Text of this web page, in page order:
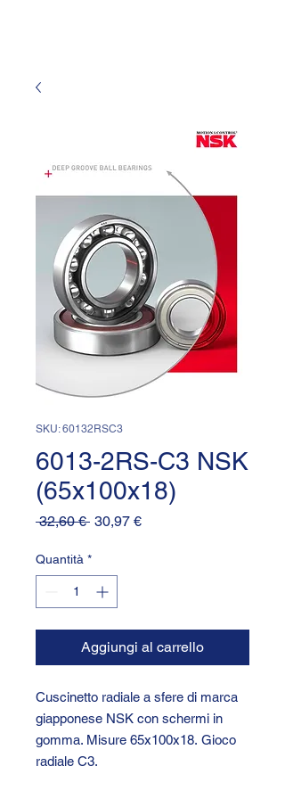
SKU: 60132RSC3
6013-2RS-C3 NSK
(65x100x18)
32,60 € Prezzo
30,97 €Prezzo
Quantità *
Aggiungi al carrello
Cuscinetto radiale a sfere di marca
giapponese NSK con schermi in
gomma. Misure 65x100x18. Gioco
radiale C3.